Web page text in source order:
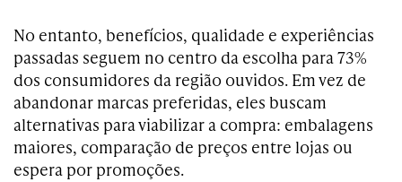
No entanto, benefícios, qualidade e experiências
passadas seguem no centro da escolha para 73%
dos consumidores da região ouvidos. Em vez de
abandonar marcas preferidas, eles buscam
alternativas para viabilizar a compra: embalagens
maiores, comparação de preços entre lojas ou
espera por promoções.